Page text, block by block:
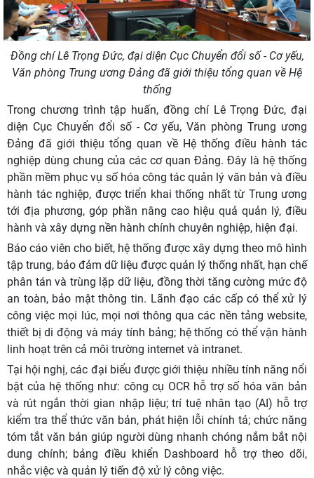
Đồng chí Lê Trọng Đức, đại diện Cục Chuyển đổi số - Cơ yếu,
Văn phòng Trung ương Đảng đã giới thiệu tổng quan về Hệ
thống
Trong chương trình tập huấn, đồng chí Lê Trọng Đức, đại
diện Cục Chuyển đổi số - Cơ yếu, Văn phòng Trung ương
Đảng đã giới thiệu tổng quan về Hệ thống điều hành tác
nghiệp dùng chung của các cơ quan Đảng. Đây là hệ thống
phần mềm phục vụ số hóa công tác quản lý văn bản và điều
hành tác nghiệp, được triển khai thống nhất từ Trung ương
tới địa phương, góp phần nâng cao hiệu quả quản lý, điều
hành và xây dựng nền hành chính chuyên nghiệp, hiện đại.
Báo cáo viên cho biết, hệ thống được xây dựng theo mô hình
tập trung, bảo đảm dữ liệu được quản lý thống nhất, hạn chế
phân tán và trùng lặp dữ liệu, đồng thời tăng cường mức độ
an toàn, bảo mật thông tin. Lãnh đạo các cấp có thể xử lý
công việc mọi lúc, mọi nơi thông qua các nền tảng website,
thiết bị di động và máy tính bảng; hệ thống có thể vận hành
linh hoạt trên cả môi trường internet và intranet.
Tại hội nghị, các đại biểu được giới thiệu nhiều tính năng nổi
bật của hệ thống như: công cụ OCR hỗ trợ số hóa văn bản
và rút ngắn thời gian nhập liệu; trí tuệ nhân tạo (AI) hỗ trợ
kiểm tra thể thức văn bản, phát hiện lỗi chính tả; chức năng
tóm tắt văn bản giúp người dùng nhanh chóng nắm bắt nội
dung chính; bảng điều khiển Dashboard hỗ trợ theo dõi,
nhắc việc và quản lý tiến độ xử lý công việc.